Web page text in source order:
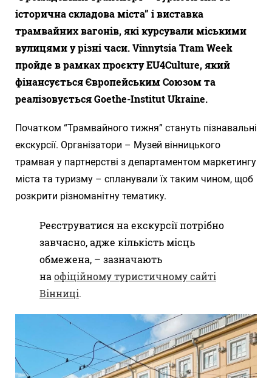
історична складова міста” і виставка
трамвайних вагонів, які курсували міськими
вулицями у різні часи. Vinnytsia Tram Week
пройде в рамках проєкту EU4Culture, який
фінансується Європейським Союзом та
реалізовується Goethe-Institut Ukraine.
Початком “Трамвайного тижня” стануть пізнавальні
екскурсії. Організатори – Музей вінницького
трамвая у партнерстві з департаментом маркетингу
міста та туризму – спланували їх таким чином, щоб
розкрити різноманітну тематику.
Реєструватися на екскурсії потрібно
завчасно, адже кількість місць
обмежена, – зазначають
на офіційному туристичному сайті
Вінниці.